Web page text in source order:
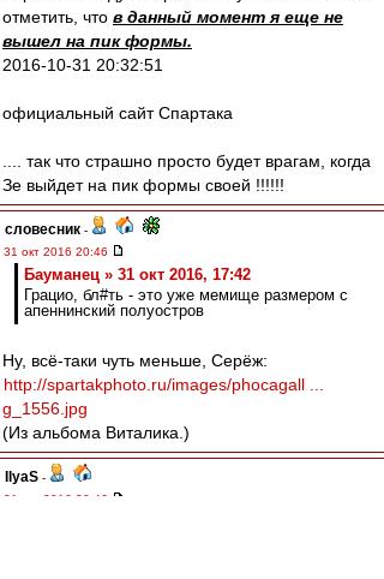
отметить, что в данный момент я еще не
вышел на пик формы.
2016-10-31 20:32:51
официальный сайт Спартака
.... так что страшно просто будет врагам, когда
Зе выйдет на пик формы своей !!!!!!
словесник -
31 окт 2016 20:46
Бауманец » 31 окт 2016, 17:42
Грацио, бл#ть - это уже мемище размером с
апеннинский полуостров
Ну, всё-таки чуть меньше, Серёж:
http://spartakphoto.ru/images/phocagall ...
g_1556.jpg
(Из альбома Виталика.)
IlyaS -
31 окт 2016 20:46